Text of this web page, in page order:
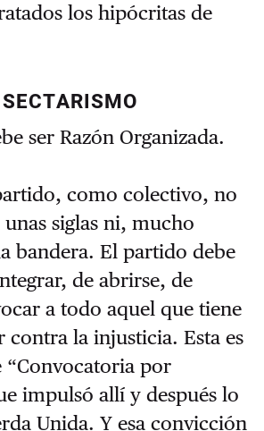
los hipócritas de
ser Razón Organizada.
como colectivo, no
unas siglas ni, mucho
bandera. El partido debe
de abrirse, de
a todo aquel que tiene
contra la injusticia. Esta es
“Convocatoria por
impulsó allí y después lo
Unida. Y esa convicción